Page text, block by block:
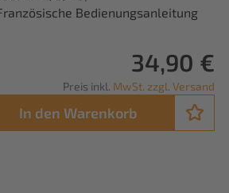
Bedienungsanleitung
34,90 €
Preis inkl. MwSt. zzgl. Versand
In den Warenkorb